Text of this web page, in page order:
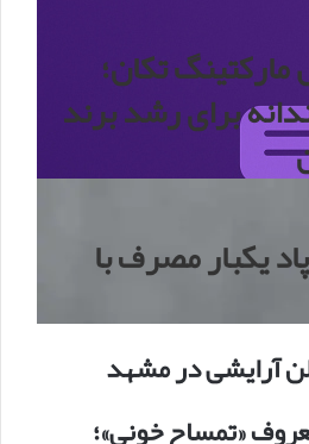
تکان؛
برای رشد برند
یکبار مصرف با
«تمساح خونی»؛